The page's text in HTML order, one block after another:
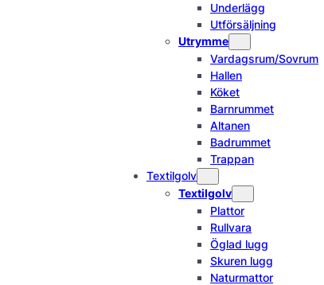
Underlägg
Utförsäljning
Utrymme
Vardagsrum/Sovrum
Hallen
Köket
Barnrummet
Altanen
Badrummet
Trappan
Textilgolv
Textilgolv
Plattor
Rullvara
Öglad lugg
Skuren lugg
Naturmattor